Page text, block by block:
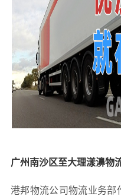
广州南沙区至大理漾濞物
港邦物流公司物流业务部